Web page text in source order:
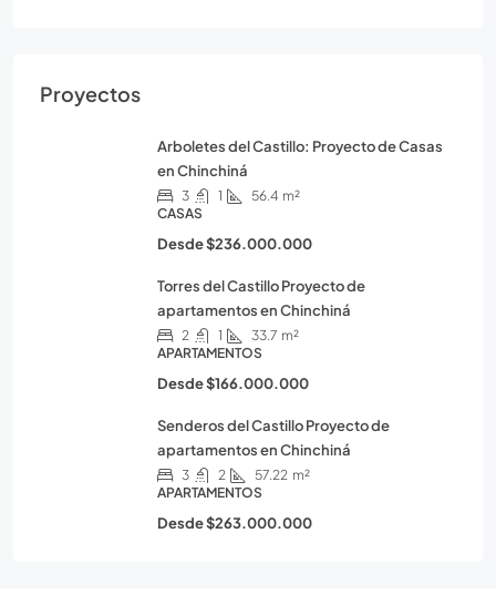
Proyectos
Arboletes del Castillo: Proyecto de Casas
en Chinchiná
3 1 56.4 m²
CASAS
Desde$236.000.000
Torres del Castillo Proyecto de
apartamentos en Chinchiná
2 1 33.7 m²
APARTAMENTOS
Desde$166.000.000
Senderos del Castillo Proyecto de
apartamentos en Chinchiná
3 2 57.22 m²
APARTAMENTOS
Desde$263.000.000